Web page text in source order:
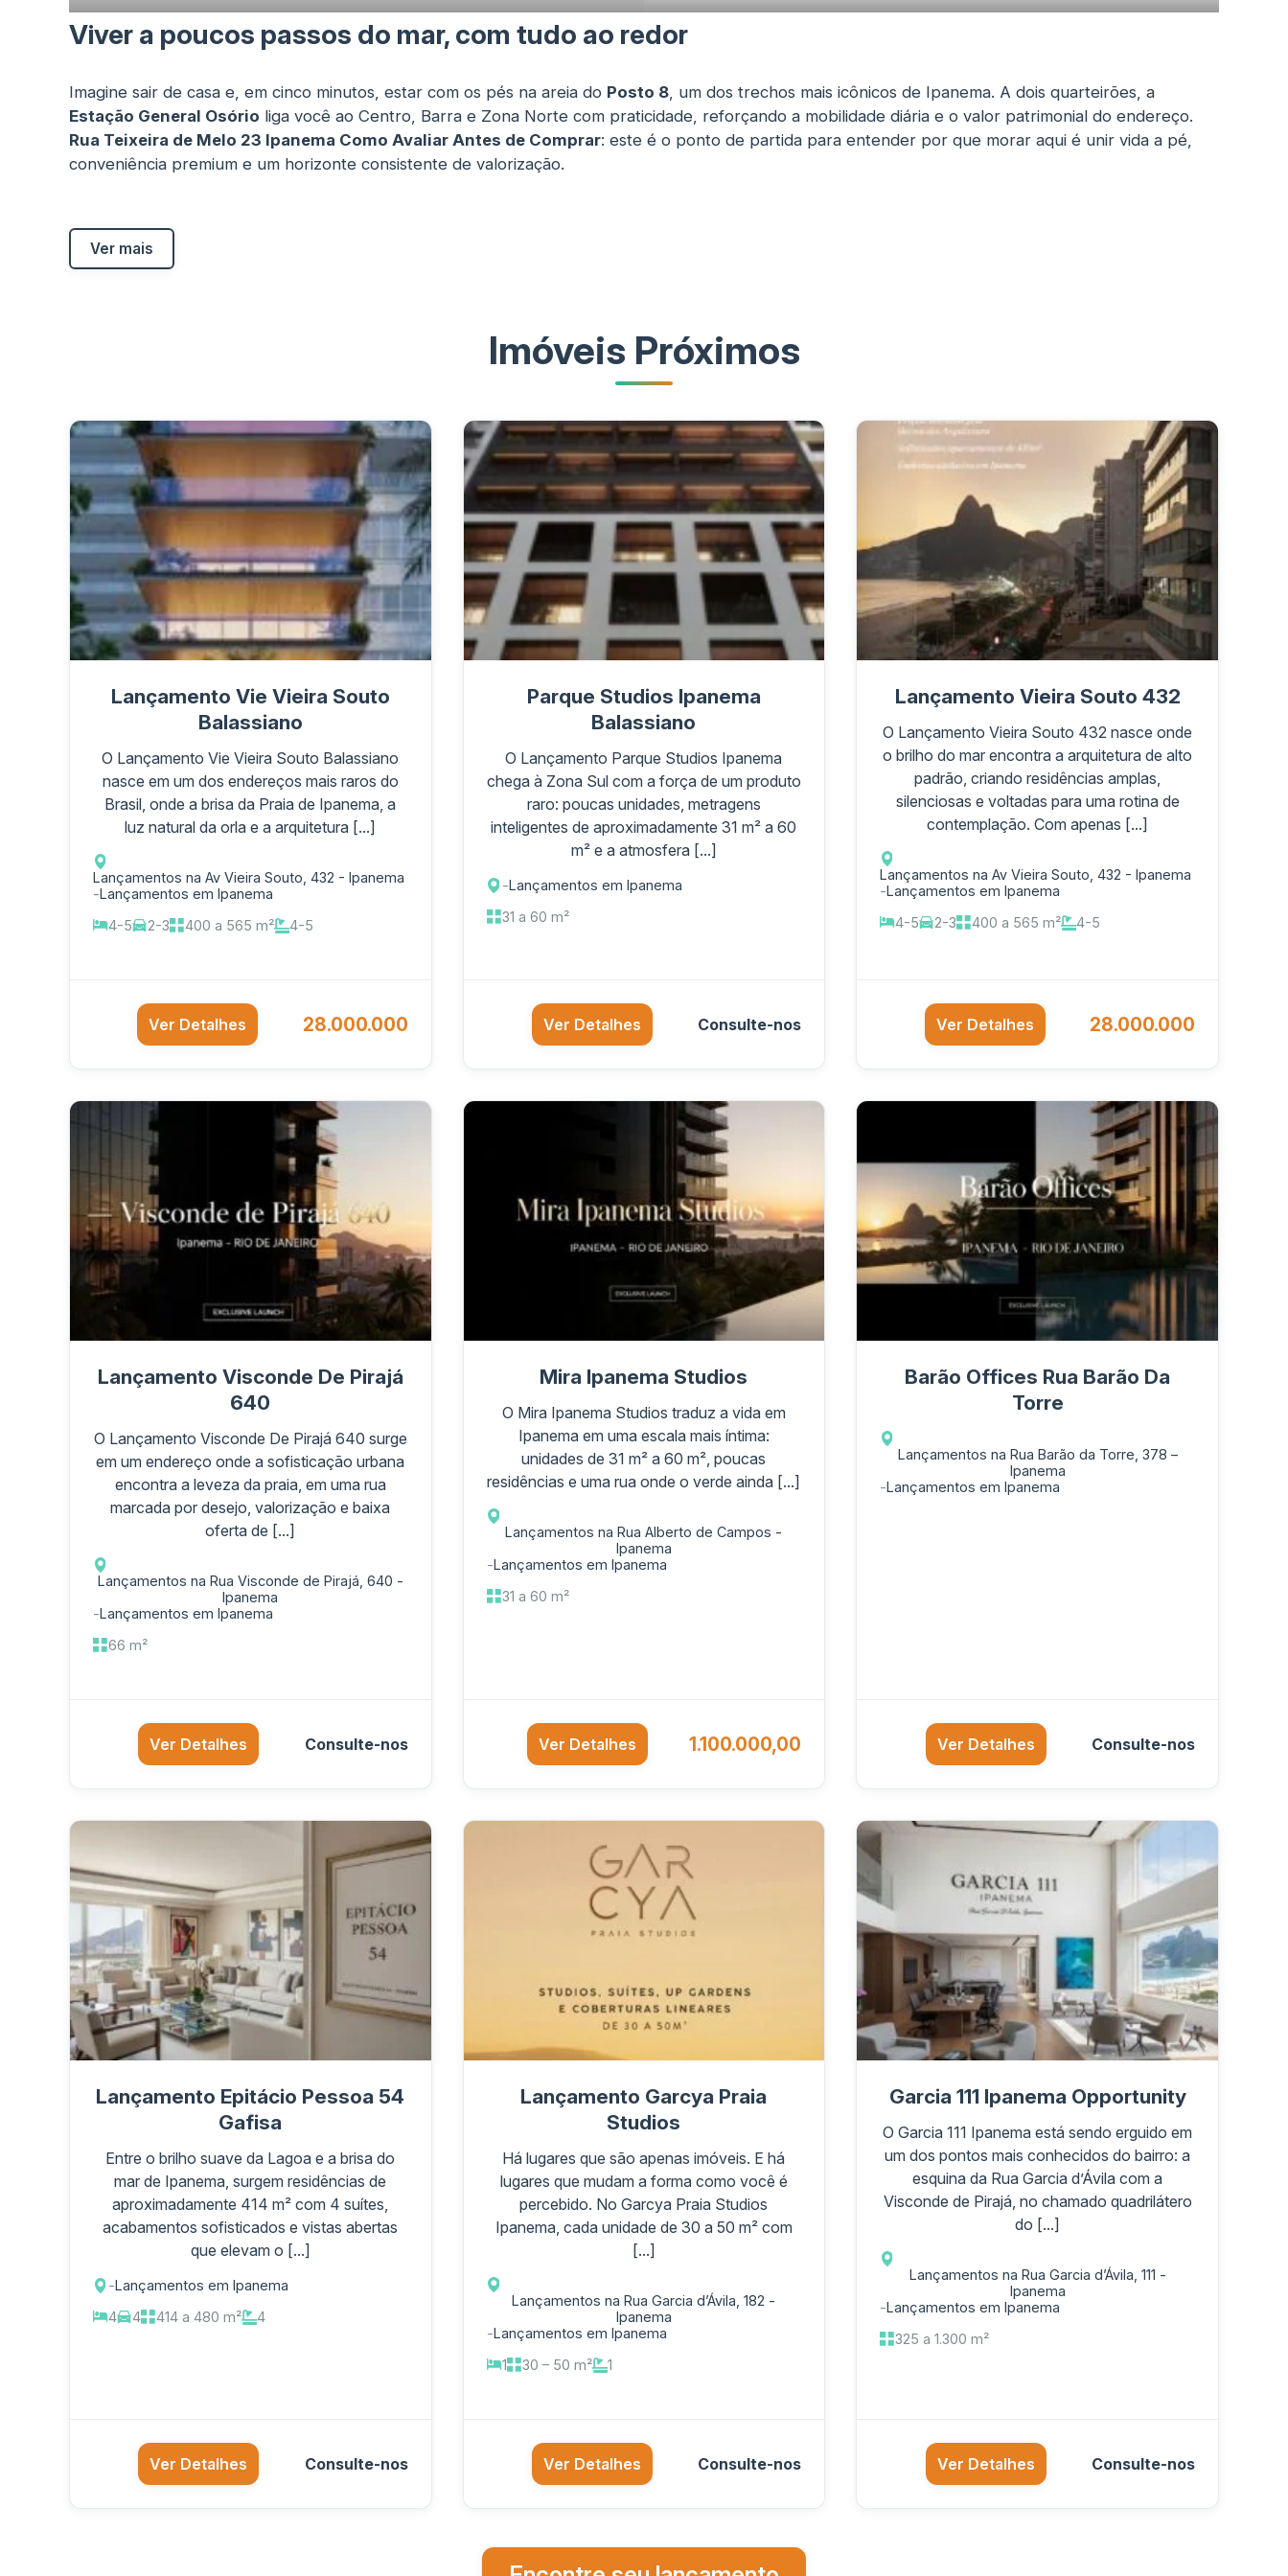
Viver a poucos passos do mar, com tudo ao redor
Imagine sair de casa e, em cinco minutos, estar com os pés na areia do Posto 8, um dos trechos mais icônicos de Ipanema. A dois quarteirões, a
Estação General Osório liga você ao Centro, Barra e Zona Norte com praticidade, reforçando a mobilidade diária e o valor patrimonial do endereço.
Rua Teixeira de Melo 23 Ipanema Como Avaliar Antes de Comprar: este é o ponto de partida para entender por que morar aqui é unir vida a pé,
conveniência premium e um horizonte consistente de valorização.
Ver mais
Imóveis Próximos
Lançamento Vie Vieira Souto
Balassiano
O Lançamento Vie Vieira Souto Balassiano
nasce em um dos endereços mais raros do
Brasil, onde a brisa da Praia de Ipanema, a
luz natural da orla e a arquitetura [...]
Lançamentos na Av Vieira Souto, 432 - Ipanema
-Lançamentos em Ipanema
4-5
2-3 400 a 565 m² 4-5
Ver Detalhes 28.000.000
Parque Studios Ipanema
Balassiano
O Lançamento Parque Studios Ipanema
chega à Zona Sul com a força de um produto
raro: poucas unidades, metragens
inteligentes de aproximadamente 31 m² a 60
m² e a atmosfera [...]
-Lançamentos em Ipanema
31 a 60 m²
Ver Detalhes Consulte-nos
Lançamento Vieira Souto 432
O Lançamento Vieira Souto 432 nasce onde
o brilho do mar encontra a arquitetura de alto
padrão, criando residências amplas,
silenciosas e voltadas para uma rotina de
contemplação. Com apenas [...]
Lançamentos na Av Vieira Souto, 432 - Ipanema
-Lançamentos em Ipanema
4-5
2-3 400 a 565 m² 4-5
Ver Detalhes 28.000.000
Lançamento Visconde De Pirajá
640
O Lançamento Visconde De Pirajá 640 surge
em um endereço onde a sofisticação urbana
encontra a leveza da praia, em uma rua
marcada por desejo, valorização e baixa
oferta de [...]
Lançamentos na Rua Visconde de Pirajá, 640 -
Ipanema
-Lançamentos em Ipanema
66 m²
Ver Detalhes Consulte-nos
Mira Ipanema Studios
O Mira Ipanema Studios traduz a vida em
Ipanema em uma escala mais íntima:
unidades de 31 m² a 60 m², poucas
residências e uma rua onde o verde ainda [...]
Lançamentos na Rua Alberto de Campos -
Ipanema
-Lançamentos em Ipanema
31 a 60 m²
Ver Detalhes 1.100.000,00
Barão Offices Rua Barão Da
Torre
Lançamentos na Rua Barão da Torre, 378 –
Ipanema
-Lançamentos em Ipanema
Ver Detalhes Consulte-nos
Lançamento Epitácio Pessoa 54
Gafisa
Entre o brilho suave da Lagoa e a brisa do
mar de Ipanema, surgem residências de
aproximadamente 414 m² com 4 suítes,
acabamentos sofisticados e vistas abertas
que elevam o [...]
-Lançamentos em Ipanema
4
4 414 a 480 m² 4
Ver Detalhes Consulte-nos
Lançamento Garcya Praia
Studios
Há lugares que são apenas imóveis. E há
lugares que mudam a forma como você é
percebido. No Garcya Praia Studios
Ipanema, cada unidade de 30 a 50 m² com
[...]
Lançamentos na Rua Garcia d’Ávila, 182 -
Ipanema
-Lançamentos em Ipanema
1
30 – 50 m² 1
Ver Detalhes Consulte-nos
Garcia 111 Ipanema Opportunity
O Garcia 111 Ipanema está sendo erguido em
um dos pontos mais conhecidos do bairro: a
esquina da Rua Garcia d’Ávila com a
Visconde de Pirajá, no chamado quadrilátero
do [...]
Lançamentos na Rua Garcia d’Ávila, 111 -
Ipanema
-Lançamentos em Ipanema
325 a 1.300 m²
Ver Detalhes Consulte-nos